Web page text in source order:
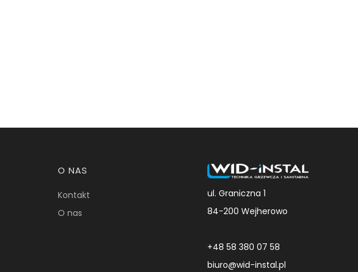
O NAS
Kontakt
O nas
ul. Graniczna 1
84-200 Wejherowo
+48 58 380 07 58
biuro@wid-instal.pl